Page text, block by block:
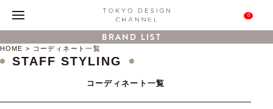
0
BRAND LIST
HOME コーディネート一覧
STAFF STYLING
コーディネート一覧